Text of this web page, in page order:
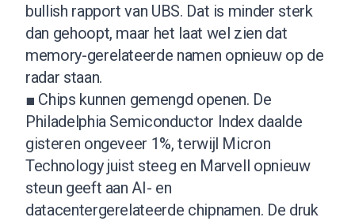
bullish rapport van UBS. Dat is minder sterk
dan gehoopt, maar het laat wel zien dat
memory-gerelateerde namen opnieuw op de
radar staan.
■ Chips kunnen gemengd openen. De
Philadelphia Semiconductor Index daalde
gisteren ongeveer 1%, terwijl Micron
Technology juist steeg en Marvell opnieuw
steun geeft aan AI- en
datacentergerelateerde chipnamen. De druk